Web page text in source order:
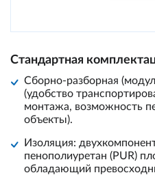
Стандартная
Сборно-разборная
(удобство
монтажа, возможность
объекты).
Изоляция:
пенополиуретан (PUR)
обладающий